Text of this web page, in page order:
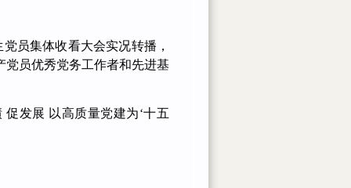
员集体收看大会实况转播，
党员优秀党务工作者和先进基
发展 以高质量党建为‘十五